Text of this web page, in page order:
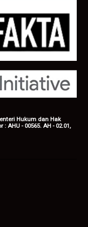
Hukum dan Hak
AHU - 00565. AH - 02.01,